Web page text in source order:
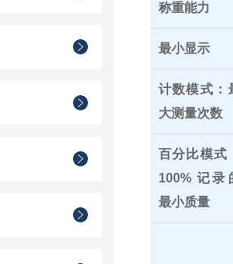
称重能力
最小显示
计数模式：
大测量次数
百分比模式
100% 记录
最小质量